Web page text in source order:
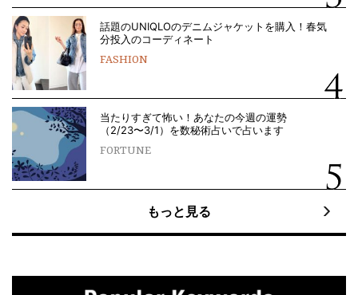
話題のUNIQLOのデニムジャケットを購入！春気
分投入のコーディネート
FASHION
当たりすぎて怖い！あなたの今週の運勢
（2/23〜3/1）を数秘術占いで占います
FORTUNE
もっと見る